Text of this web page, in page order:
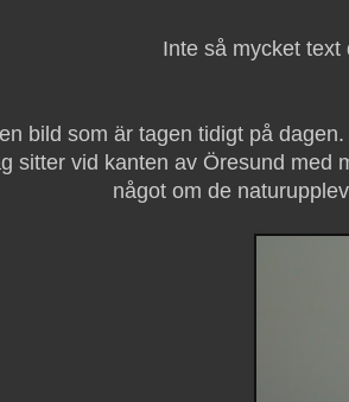
Inte så mycket
bild som är tagen tidigt på
sitter vid kanten av Öresund med
något om de